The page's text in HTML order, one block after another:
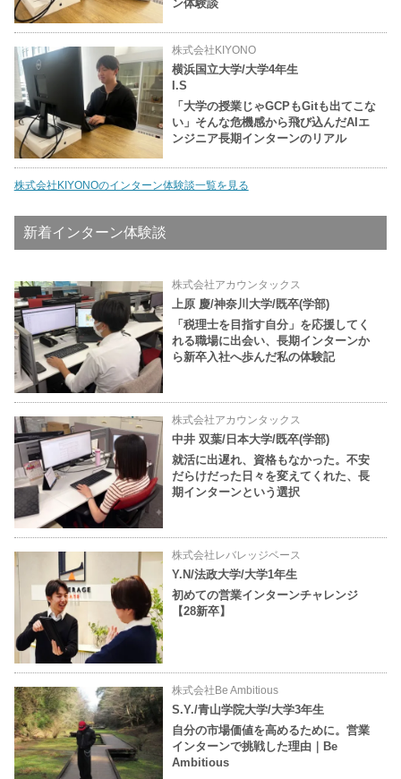
ン体験談
株式会社KIYONO
横浜国立大学/大学4年生
I.S
「大学の授業じゃGCPもGitも出てこな
い」そんな危機感から飛び込んだAIエ
ンジニア長期インターンのリアル
株式会社KIYONOのインターン体験談一覧を見る
新着インターン体験談
株式会社アカウンタックス
上原 慶/神奈川大学/既卒(学部)
「税理士を目指す自分」を応援してく
れる職場に出会い、長期インターンか
ら新卒入社へ歩んだ私の体験記
株式会社アカウンタックス
中井 双葉/日本大学/既卒(学部)
就活に出遅れ、資格もなかった。不安
だらけだった日々を変えてくれた、長
期インターンという選択
株式会社レバレッジベース
Y.N/法政大学/大学1年生
初めての営業インターンチャレンジ
【28新卒】
株式会社Be Ambitious
S.Y./青山学院大学/大学3年生
自分の市場価値を高めるために。営業
インターンで挑戦した理由｜Be
Ambitious